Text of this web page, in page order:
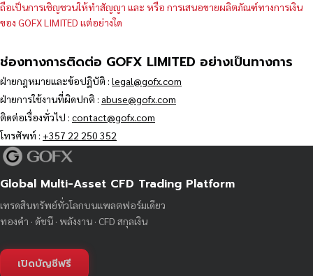
ถือเป็นการเชิญชวนให้ทำสัญญา และ หรือ การเสนอขายผลิตภัณฑ์ทางการเงิน
ของ GOFX LIMITED แต่อย่างใด
ช่องทางการติดต่อ GOFX LIMITED อย่างเป็นทางการ
ฝ่ายกฎหมายและข้อปฏิบัติ : legal@gofx.com
ฝ่ายการใช้งานที่ผิดปกติ : abuse@gofx.com
ติดต่อเรื่องทั่วไป : contact@gofx.com
โทรศัพท์ : +357 22 250 352
Global Multi-Asset CFD Trading Platform
เทรดสินทรัพย์ทั่วโลกบนแพลตฟอร์มเดียว
ทองคำ · ดัชนี · พลังงาน · CFD สกุลเงิน
เปิดบัญชีฟรี